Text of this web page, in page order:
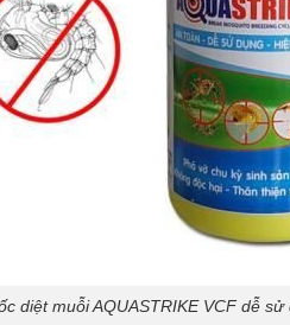
diệt muỗi AQUASTRIKE VCF dễ